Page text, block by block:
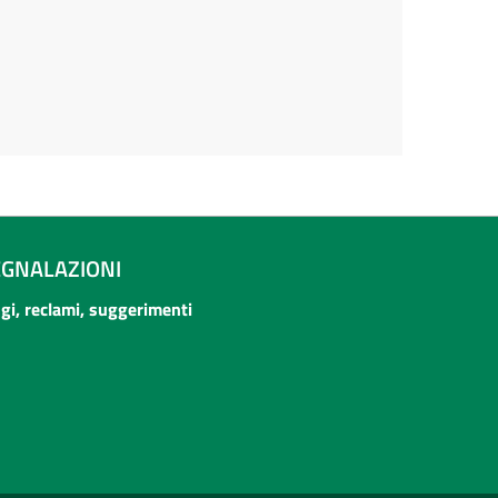
reclami, suggerimenti